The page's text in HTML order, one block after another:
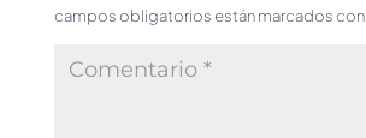
campos obligatorios están marcados con